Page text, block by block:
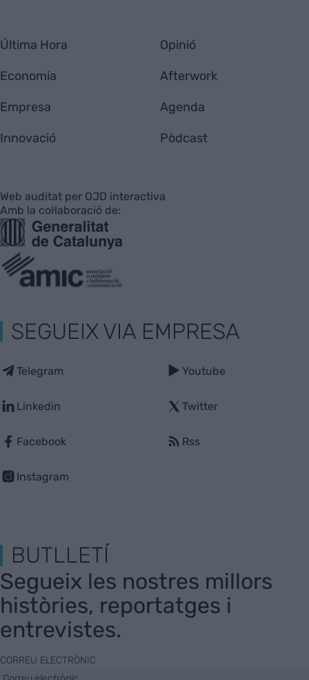
Última Hora
Economia
Empresa
Innovació
Opinió
Afterwork
Agenda
Pòdcast
Web auditat per OJD interactiva
Amb la col·laboració de:
SEGUEIX VIA EMPRESA
Telegram
Linkedin
Facebook
Instagram
Youtube
Twitter
Rss
BUTLLETÍ
Segueix les nostres millors
històries, reportatges i
entrevistes.
CORREU ELECTRÒNIC